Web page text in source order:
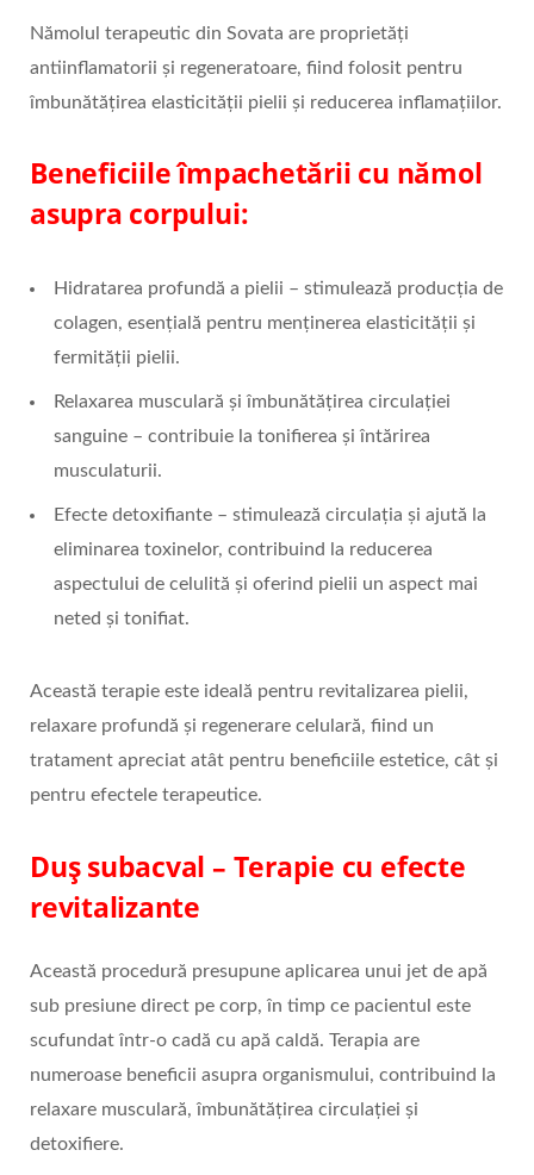
Nămolul terapeutic din Sovata are proprietăți
antiinflamatorii și regeneratoare, fiind folosit pentru
îmbunătățirea elasticității pielii și reducerea inflamațiilor.
Beneficiile împachetării cu nămol
asupra corpului:
Hidratarea profundă a pielii – stimulează producția de
colagen, esențială pentru menținerea elasticității și
fermității pielii.
Relaxarea musculară și îmbunătățirea circulației
sanguine – contribuie la tonifierea și întărirea
musculaturii.
Efecte detoxifiante – stimulează circulația și ajută la
eliminarea toxinelor, contribuind la reducerea
aspectului de celulită și oferind pielii un aspect mai
neted și tonifiat.
Această terapie este ideală pentru revitalizarea pielii,
relaxare profundă și regenerare celulară, fiind un
tratament apreciat atât pentru beneficiile estetice, cât și
pentru efectele terapeutice.
Duș subacval – Terapie cu efecte
revitalizante
Această procedură presupune aplicarea unui jet de apă
sub presiune direct pe corp, în timp ce pacientul este
scufundat într-o cadă cu apă caldă. Terapia are
numeroase beneficii asupra organismului, contribuind la
relaxare musculară, îmbunătățirea circulației și
detoxifiere.